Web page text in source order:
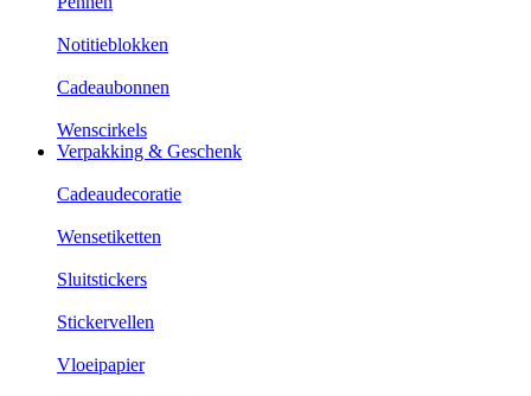
Notitieblokken
Cadeaubonnen
Wenscirkels
Verpakking & Geschenk
Cadeaudecoratie
Wensetiketten
Sluitstickers
Stickervellen
Vloeipapier